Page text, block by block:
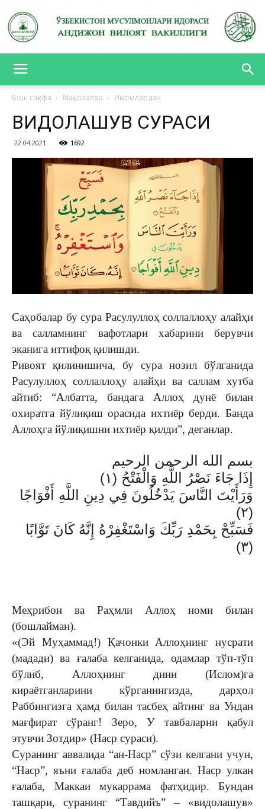
ВИЛОЯТ
ВАКИЛЛИГИ
Бош саҳифа Мақолалар Имомлардан
ВИДОЛАШУВ СУРАСИ
22.04.2021 1692
Саҳобалар бу сура Расулул­лоҳ соллаллоҳу алайҳи
ва салламнинг вафотлари хабари­ни берувчи
эканига иттифоқ қилишди.
Ривоят қилиниши­ча, бу сура нозил бўлганида
Расулуллоҳ соллаллоҳу алай­ҳи ва саллам хутба
айтиб: “Ал­батта, бандага Аллоҳ дунё билан
охиратга йўлиқиш орасида ихтиёр берди. Банда
Аллоҳга йўлиқишни ихтиёр қилди”, деганлар.
بسم الله الرحمن الرحيم
إِذَا جَاءَ نَصْرُ اللَّهِ وَالْفَتْحُ (١)
وَرَأَيْتَ النَّاسَ يَدْخُلُونَ فِي دِينِ اللَّهِ أَفْوَاجًا
(٢)
فَسَبِّحْ بِحَمْدِ رَبِّكَ وَاسْتَغْفِرْهُ إِنَّهُ كَانَ تَوَّابًا
(٣)
Меҳрибон ва Раҳмли Аллоҳ номи билан
(бошлайман).
«(Эй Муҳаммад!) Қачонки Аллоҳнинг нусрати
(мадади) ва ғалаба келганида, одамлар тўп-тўп
бўлиб, Аллоҳнинг дини (Ислом)га
кираётганларини кўр­ганингизда, дарҳол
Раббингизга ҳамд билан тас­беҳ айтинг ва Ундан
мағфират сўранг! Зеро, У тавбалар­ни қабул
этувчи Зотдир» (Наср сураси).
Суранинг аввалида “ан-Наср” сўзи келгани учун,
“Наср”, яъни ғалаба деб ном­лан­ган. Наср улкан
ғалаба, Маккаи мукаррама фатҳи­дир. Бун­дан
ташқари, су­ранинг “Тавдийъ” – «видолашув»